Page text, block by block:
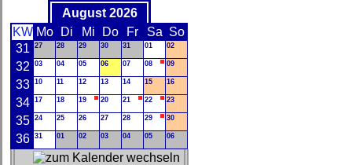
August 2026
KW Mo Di Mi Do Fr Sa So
31
27 28 29 30 31 01 02
32 03 04 05 06 07 08 09
33 10 11 12 13 14 15 16
34 17 18 19 20 21 22 23
35 24 25 26 27 28 29 30
36 31 01 02 03 04 05 06